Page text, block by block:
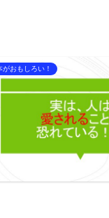
がおもしろい！